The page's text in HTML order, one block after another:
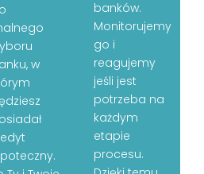
w
banków.
Monitorujemy
go i
reagujemy
jeśli jest
potrzeba na
każdym
etapie
procesu.